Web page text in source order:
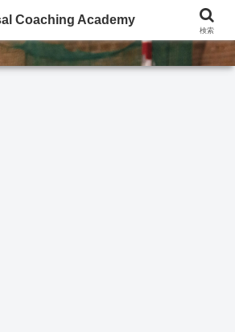
Coaching Academy
Coaching Academy
検索